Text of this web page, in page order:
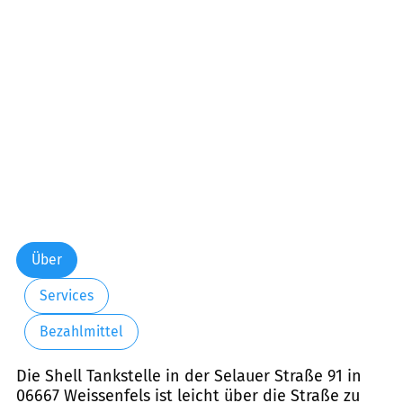
Über
Services
Bezahlmittel
Die Shell Tankstelle in der Selauer Straße 91 in
06667 Weissenfels ist leicht über die Straße zu